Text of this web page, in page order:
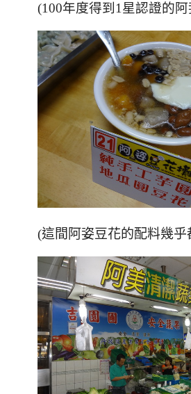
(100年度得到1星認證的
(這間阿姿豆花的配料幾